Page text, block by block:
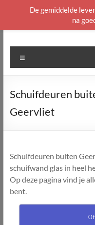
naar
Schuifdeuren
Geervliet
Schuifdeuren buiten
schuifwand glas in heel
Op deze pagina vind je
bent.
De gemiddelde
na